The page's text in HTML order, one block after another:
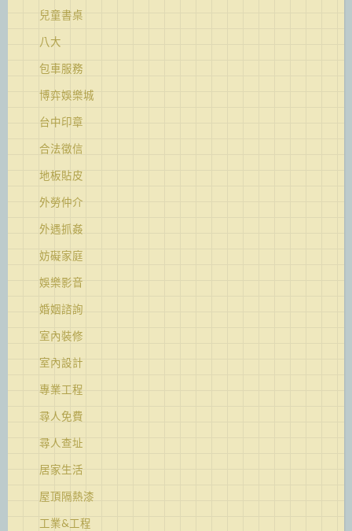
兒童書桌
八大
包車服務
博弈娛樂城
台中印章
合法徵信
地板貼皮
外勞仲介
外遇抓姦
妨礙家庭
娛樂影音
婚姻諮詢
室內裝修
室內設計
專業工程
尋人免費
尋人查址
居家生活
屋頂隔熱漆
工業&工程